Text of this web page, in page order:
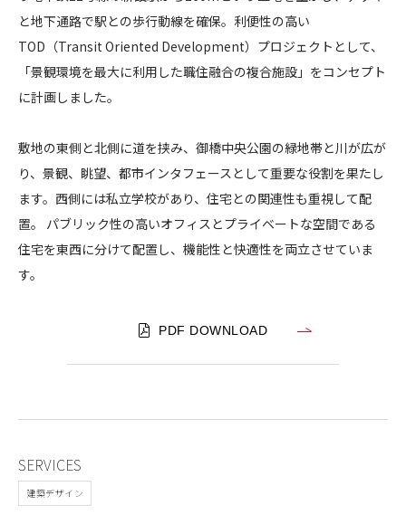
コンプライアンスポリシー プライバシーポリシー ご利用規約
と地下通路で駅との歩行動線を確保。利便性の高い
TOD（Transit Oriented Development）プロジェクトとして、
「景観環境を最大に利用した職住融合の複合施設」をコンセプト
に計画しました。
敷地の東側と北側に道を挟み、御橋中央公園の緑地帯と川が広が
り、景観、眺望、都市インタフェースとして重要な役割を果たし
ます。西側には私立学校があり、住宅との関連性も重視して配
置。 パブリック性の高いオフィスとプライベートな空間である
住宅を東西に分けて配置し、機能性と快適性を両立させていま
す。
PDF DOWNLOAD
SERVICES
建築デザイン